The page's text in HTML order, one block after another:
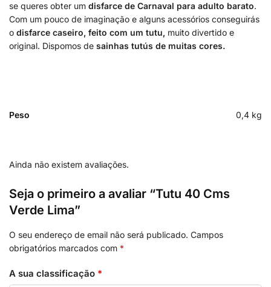
se queres obter um disfarce de Carnaval para adulto barato.
Com um pouco de imaginação e alguns acessórios conseguirás
o disfarce caseiro, feito com um tutu, muito divertido e
original. Dispomos de sainhas tutús de muitas cores.
Peso 0,4 kg
Ainda não existem avaliações.
Seja o primeiro a avaliar “Tutu 40 Cms
Verde Lima”
O seu endereço de email não será publicado. Campos
obrigatórios marcados com *
A sua classificação *